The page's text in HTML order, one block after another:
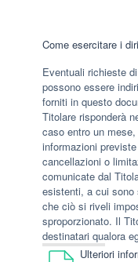
Come esercitare i
Eventuali richieste
possono essere
forniti in questo
Titolare risponderà
caso entro un
informazioni
cancellazioni o
comunicate dal
esistenti, a cui
che ciò si riveli
sproporzionato. Il
destinatari qualora
Ulteriori